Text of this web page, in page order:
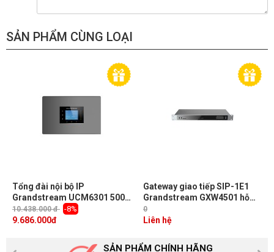
SẢN PHẨM CÙNG LOẠI
Tổng đài nội bộ IP
Grandstream UCM6301 500
user máy nhánh, 1 cổng bưu
điện PSTN, 1 cổng máy lẻ
10.438.000 đ -8%
9.686.000đ
Gateway giao tiếp SIP-1E1
Grandstream GXW4501 hỗ
trợ 2 cổng mạng gigabit, 1
luồng E1 30 cuộc gọi đồng
0
Liên hệ
SẢN PHẨM CHÍNH HÃNG